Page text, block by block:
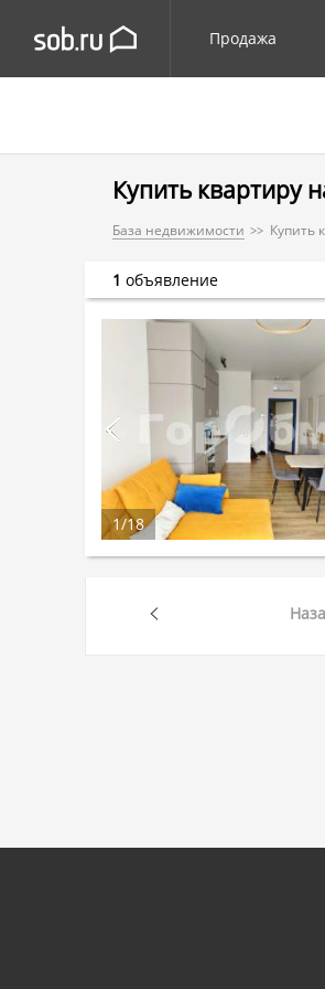
Продажа
Купить квартиру
База недвижимости Купить
1/18
1 объявление